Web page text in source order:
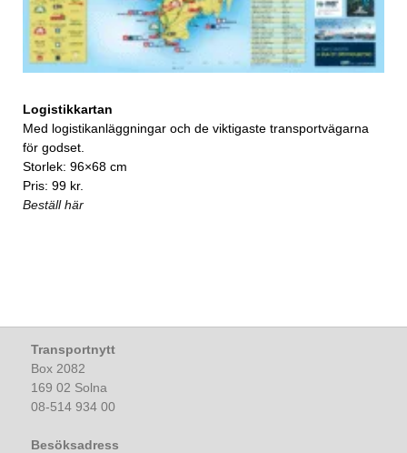
Logistikkartan
Med logistikanläggningar och de viktigaste transportvägarna
för godset.
Storlek: 96×68 cm
Pris: 99 kr.
Beställ här
Transportnytt
Box 2082
169 02 Solna
08-514 934 00
Besöksadress